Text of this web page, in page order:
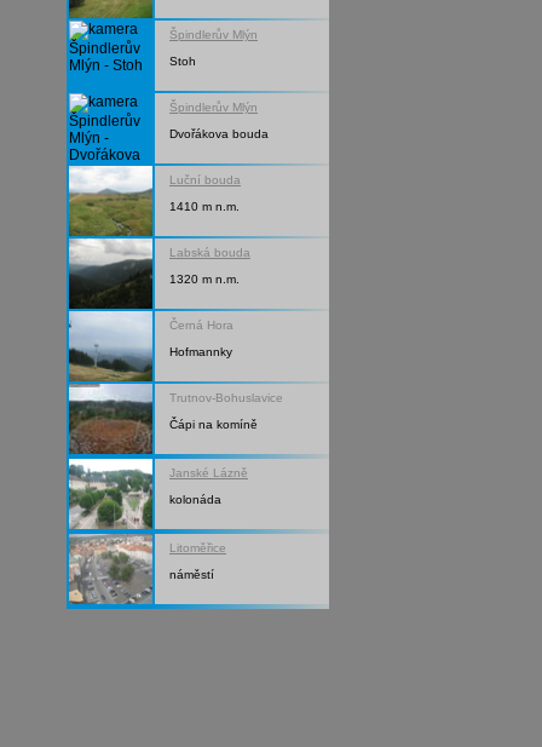
Špindlerův Mlýn
Stoh
Špindlerův Mlýn
Dvořákova bouda
Luční bouda
1410 m n.m.
Labská bouda
1320 m n.m.
Černá Hora
Hofmannky
Trutnov-Bohuslavice
Čápi na komíně
Janské Lázně
kolonáda
Litoměřice
náměstí